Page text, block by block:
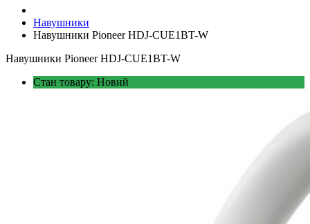
Навушники
Навушники Pioneer HDJ-CUE1BT-W
Навушники Pioneer HDJ-CUE1BT-W
Стан товару: Новий